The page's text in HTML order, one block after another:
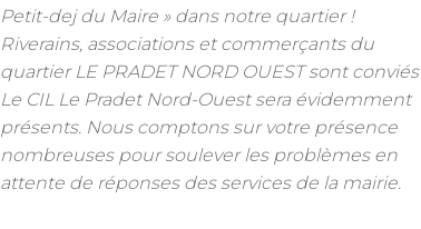
Petit-dej du Maire » dans notre quartier !
Riverains, associations et commerçants du
quartier LE PRADET NORD OUEST sont conviés
Le CIL Le Pradet Nord-Ouest sera évidemment
présents. Nous comptons sur votre présence
nombreuses pour soulever les problèmes en
attente de réponses des services de la mairie.